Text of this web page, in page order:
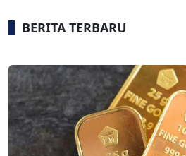
BERITA TERBARU